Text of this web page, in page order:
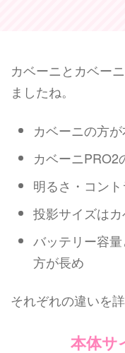
カベーニとカベー
ましたね。
カベーニの方
カベーニPRO2
明るさ・コン
投影サイズは
バッテリー容
方が長め
それぞれの違いを
本体サ